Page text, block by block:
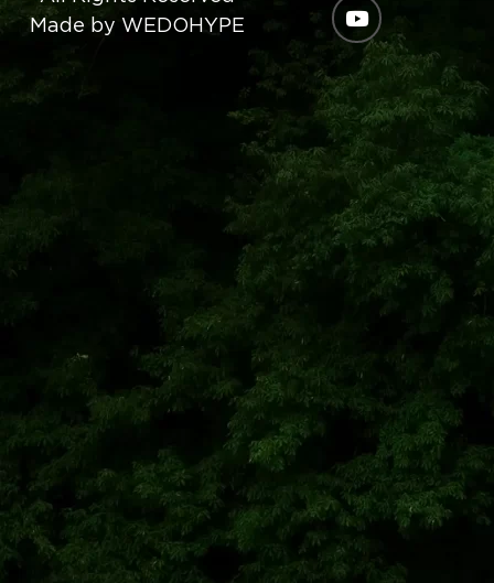
Made by WEDOHYPE